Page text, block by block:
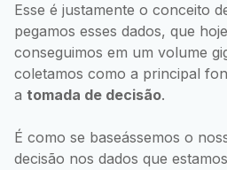
Esse é justamente o conceito
pegamos esses dados, que
conseguimos em um volume
coletamos como a principal
a tomada de decisão.
É como se baseássemos o
decisão nos dados que